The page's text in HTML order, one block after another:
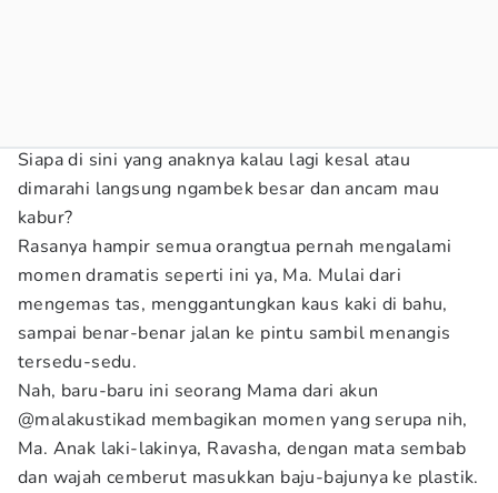
Siapa di sini yang anaknya kalau lagi kesal atau
dimarahi langsung ngambek besar dan ancam mau
kabur?
Rasanya hampir semua orangtua pernah mengalami
momen dramatis seperti ini ya, Ma. Mulai dari
mengemas tas, menggantungkan kaus kaki di bahu,
sampai benar-benar jalan ke pintu sambil menangis
tersedu-sedu.
Nah, baru-baru ini seorang Mama dari akun
@malakustikad membagikan momen yang serupa nih,
Ma. Anak laki-lakinya, Ravasha, dengan mata sembab
dan wajah cemberut masukkan baju-bajunya ke plastik.